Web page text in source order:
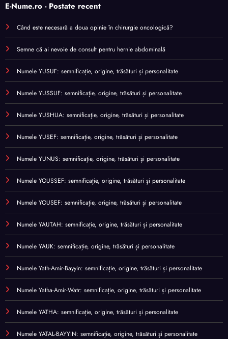
E-Nume.ro - Postate recent
Când este necesară a doua opinie în chirurgie oncologică?
Semne că ai nevoie de consult pentru hernie abdominală
Numele YUSUF: semnificație, origine, trăsături și personalitate
Numele YUSSUF: semnificație, origine, trăsături și personalitate
Numele YUSHUA: semnificație, origine, trăsături și personalitate
Numele YUSEF: semnificație, origine, trăsături și personalitate
Numele YUNUS: semnificație, origine, trăsături și personalitate
Numele YOUSSEF: semnificație, origine, trăsături și personalitate
Numele YOUSEF: semnificație, origine, trăsături și personalitate
Numele YAUTAH: semnificație, origine, trăsături și personalitate
Numele YAUK: semnificație, origine, trăsături și personalitate
Numele Yath-Amir-Bayyin: semnificație, origine, trăsături și personalitate
Numele Yatha-Amir-Watr: semnificație, origine, trăsături și personalitate
Numele YATHA: semnificație, origine, trăsături și personalitate
Numele YATAL-BAYYIN: semnificație, origine, trăsături și personalitate